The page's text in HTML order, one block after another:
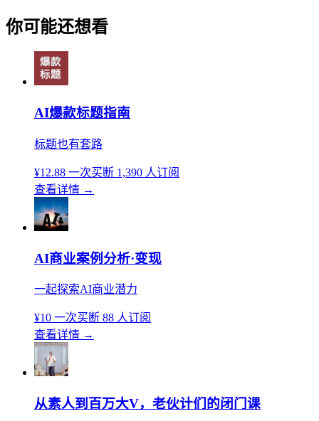
你可能还想看
AI爆款标题指南
标题也有套路
¥12.88 一次买断 1,390 人订阅
查看详情 →
AI商业案例分析·变现
一起探索AI商业潜力
¥10 一次买断 88 人订阅
查看详情 →
从素人到百万大V，老伙计们的闭门课